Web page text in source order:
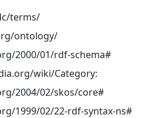
terms/
ontology/
2000/01/rdf-schema#
wiki/Category:
2004/02/skos/core#
1999/02/22-rdf-syntax-ns#